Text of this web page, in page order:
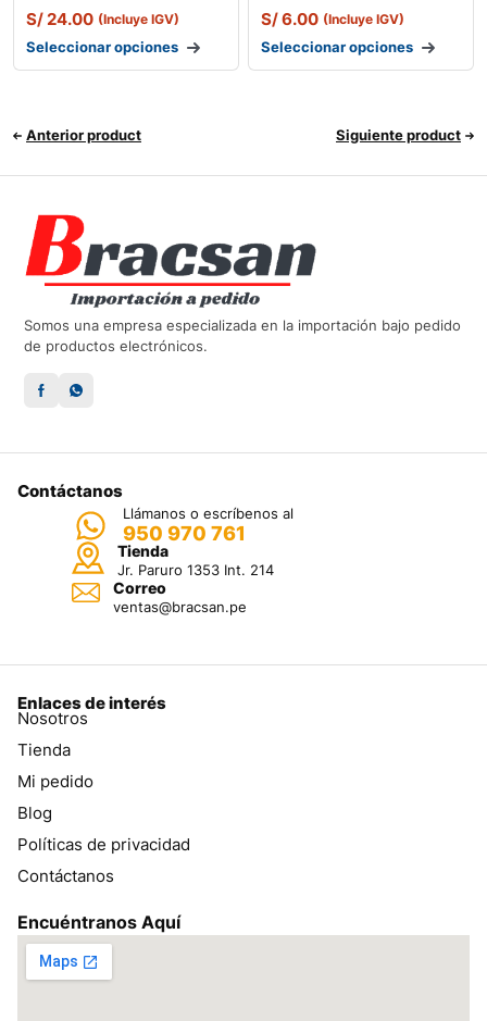
S/24.00 (Incluye IGV)
Seleccionar opciones
S/6.00 (Incluye IGV)
Seleccionar opciones
Anterior product Siguiente product
Somos una empresa especializada en la importación bajo pedido
de productos electrónicos.
Contáctanos
Llámanos o escríbenos al
950 970 761
Tienda
Jr. Paruro 1353 Int. 214
Correo
ventas@bracsan.pe
Enlaces de interés
Nosotros
Tienda
Mi pedido
Blog
Políticas de privacidad
Contáctanos
Encuéntranos Aquí